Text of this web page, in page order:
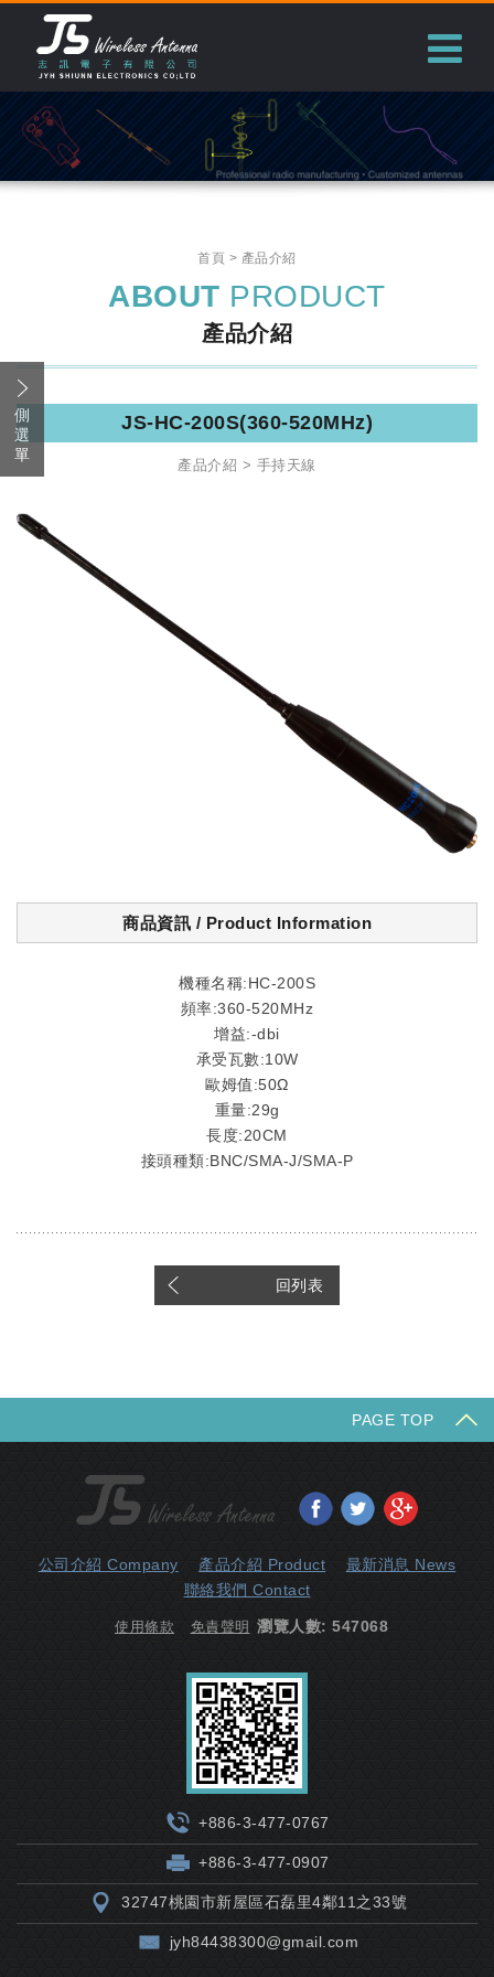
首頁 產品介紹
ABOUT PRODUCT
產品介紹
側
選
單
JS-HC-200S(360-520MHz)
產品介紹 手持天線
商品資訊 / Product Information
機種名稱:HC-200S
頻率:360-520MHz
增益:-dbi
承受瓦數:10W
歐姆值:50Ω
重量:29g
長度:20CM
接頭種類:BNC/SMA-J/SMA-P
回列表
PAGE TOP
分享至Facebook
分享至Twitter
公司介紹 Company 產品介紹 Product
最新消息 News
聯絡我們 Contact
使用條款 免責聲明 瀏覽人數: 547068
+886-3-477-0767
+886-3-477-0907
32747桃園市新屋區石磊里4鄰11之33號
jyh84438300@gmail.com